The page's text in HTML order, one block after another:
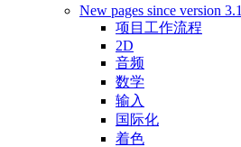
New pages since version 3.1
项目工作流程
2D
音频
数学
输入
国际化
着色